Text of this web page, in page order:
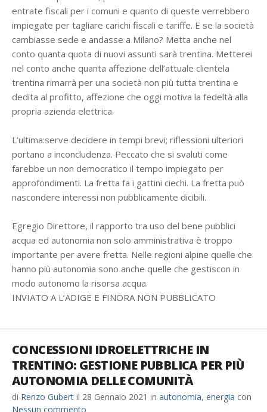
entrate fiscali per i comuni e quanto di queste verrebbero
impiegate per tagliare carichi fiscali e tariffe. E se la società
cambiasse sede e andasse a Milano? Metta anche nel
conto quanta quota di nuovi assunti sarà trentina. Metterei
nel conto anche quanta affezione dell’attuale clientela
trentina rimarrà per una società non più tutta trentina e
dedita al profitto, affezione che oggi motiva la fedeltà alla
propria azienda elettrica.
L’ultima:serve decidere in tempi brevi; riflessioni ulteriori
portano a inconcludenza. Peccato che si svaluti come
farebbe un non democratico il tempo impiegato per
approfondimenti. La fretta fa i gattini ciechi. La fretta può
nascondere interessi non pubblicamente dicibili.
Egregio Direttore, il rapporto tra uso del bene pubblici
acqua ed autonomia non solo amministrativa è troppo
importante per avere fretta. Nelle regioni alpine quelle che
hanno più autonomia sono anche quelle che gestiscon in
modo autonomo la risorsa acqua.
INVIATO A L’ADIGE E FINORA NON PUBBLICATO
CONCESSIONI IDROELETTRICHE IN
TRENTINO: GESTIONE PUBBLICA PER PIÙ
AUTONOMIA DELLE COMUNITÀ
di Renzo Gubert il 28 Gennaio 2021 in autonomia, energia con
Nessun commento